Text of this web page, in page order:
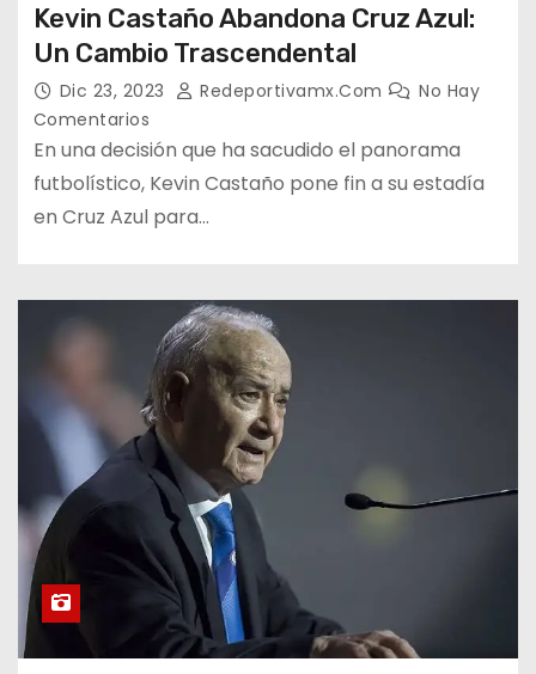
Kevin Castaño Abandona Cruz Azul:
Un Cambio Trascendental
Dic 23, 2023 Redeportivamx.com
No Hay
Comentarios
En una decisión que ha sacudido el panorama
futbolístico, Kevin Castaño pone fin a su estadía
en Cruz Azul para…